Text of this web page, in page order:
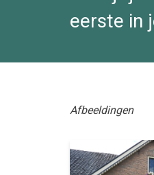
eerste in
Afbeeldingen